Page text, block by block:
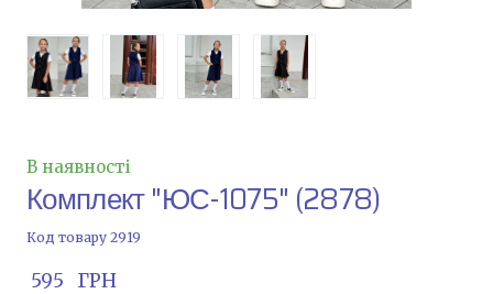
В наявності
Комплект "ЮС-1075" (2878)
Код товару 2919
595   ГРН